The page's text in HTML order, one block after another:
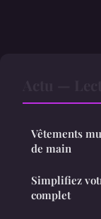
Vêtements
de main
Simplifiez
complet